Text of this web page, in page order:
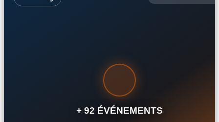
+ 92 ÉVÉNEMENTS